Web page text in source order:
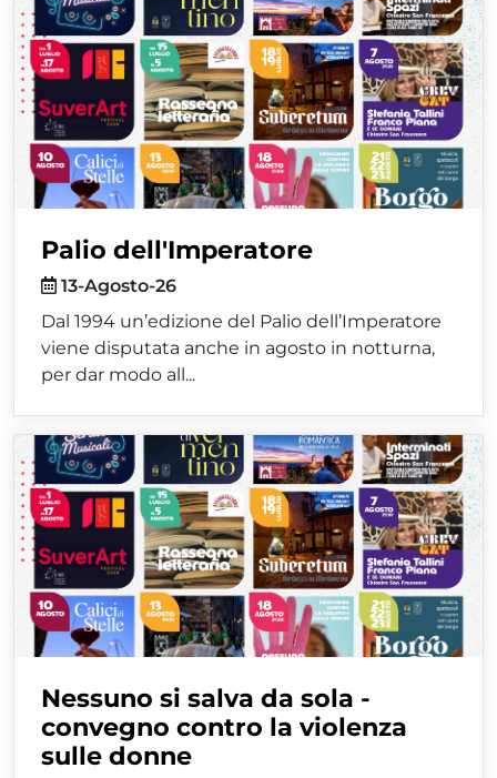
Palio dell'Imperatore
13-Agosto-26
Dal 1994 un’edizione del Palio dell’Imperatore
viene disputata anche in agosto in notturna,
per dar modo all...
Nessuno si salva da sola -
convegno contro la violenza
sulle donne